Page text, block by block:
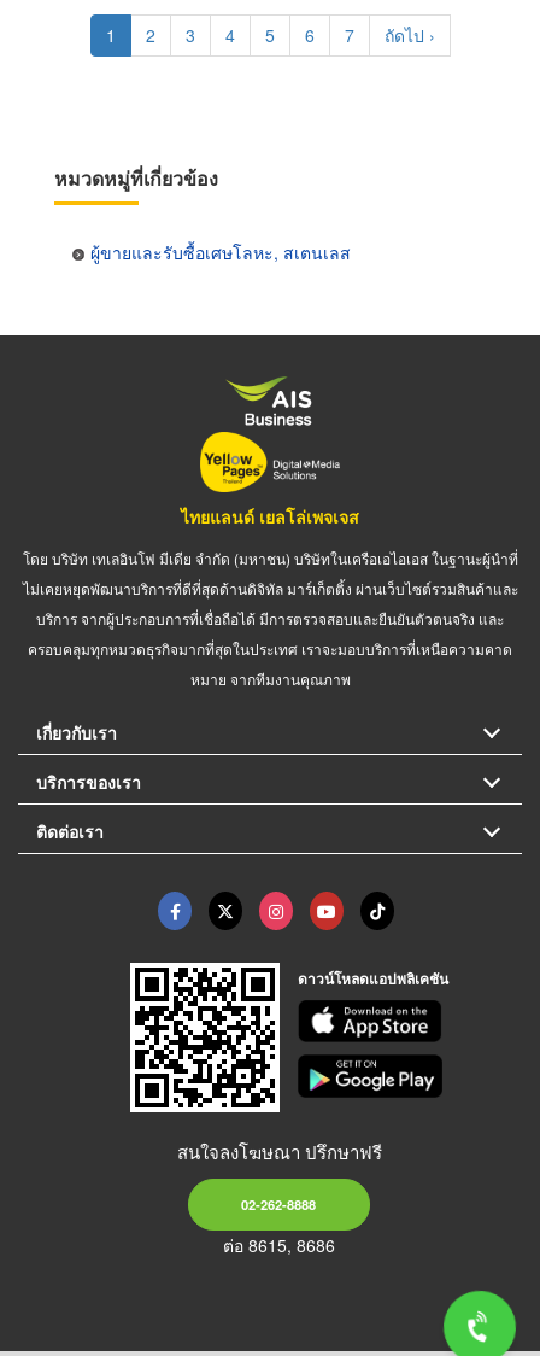
Pagination
Current
page
1 Page
2 Page
3 Page
4 Page
5 Page
6 Page
7
Next
page
ถัดไป ›
หมวดหมู่ที่เกี่ยวข้อง
ผู้ขายและรับซื้อเศษโลหะ, สเตนเลส
ไทยแลนด์ เยลโล่เพจเจส
โดย บริษัท เทเลอินโฟ มีเดีย จำกัด (มหาชน) บริษัทในเครือเอไอเอส ในฐานะผู้นำที่
ไม่เคยหยุดพัฒนาบริการที่ดีที่สุดด้านดิจิทัล มาร์เก็ตติ้ง ผ่านเว็บไซต์รวมสินค้าและ
บริการ จากผู้ประกอบการที่เชื่อถือได้ มีการตรวจสอบและยืนยันตัวตนจริง และ
ครอบคลุมทุกหมวดธุรกิจมากที่สุดในประเทศ เราจะมอบบริการที่เหนือความคาด
หมาย จากทีมงานคุณภาพ
เกี่ยวกับเรา
บริการของเรา
ติดต่อเรา
ดาวน์โหลดแอปพลิเคชัน
สนใจลงโฆษณา ปรึกษาฟรี
02-262-8888
ต่อ 8615, 8686